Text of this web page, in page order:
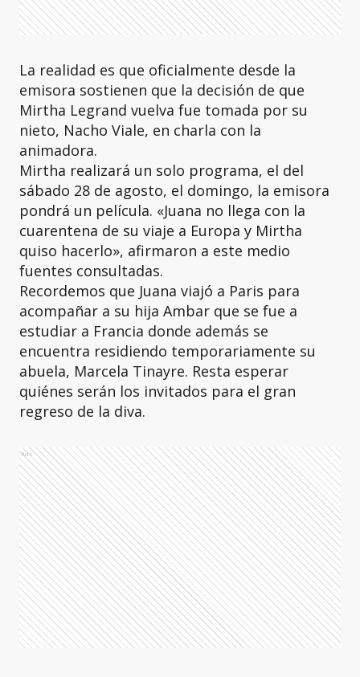
La realidad es que oficialmente desde la
emisora sostienen que la decisión de que
Mirtha Legrand vuelva fue tomada por su
nieto, Nacho Viale, en charla con la
animadora.
Mirtha realizará un solo programa, el del
sábado 28 de agosto, el domingo, la emisora
pondrá un película. «Juana no llega con la
cuarentena de su viaje a Europa y Mirtha
quiso hacerlo», afirmaron a este medio
fuentes consultadas.
Recordemos que Juana viajó a Paris para
acompañar a su hija Ambar que se fue a
estudiar a Francia donde además se
encuentra residiendo temporariamente su
abuela, Marcela Tinayre. Resta esperar
quiénes serán los invitados para el gran
regreso de la diva.
Ads